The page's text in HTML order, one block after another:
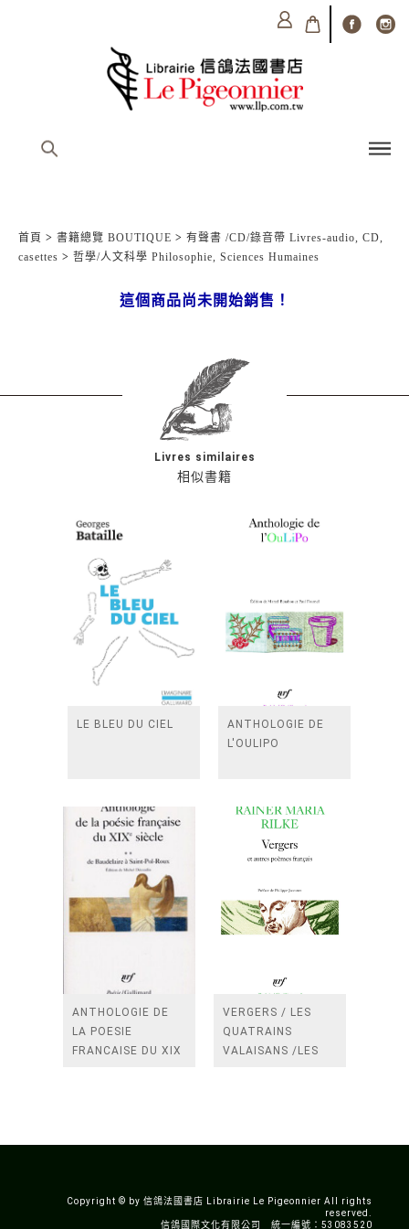
首頁 > 書籍總覽 BOUTIQUE > 有聲書 /CD/錄音帶 Livres-audio, CD,
casettes > 哲學/人文科學 Philosophie, Sciences Humaines
這個商品尚未開始銷售！
相似書籍
Livres similaires
LE BLEU DU CIEL
ANTHOLOGIE DE
L'OULIPO
ANTHOLOGIE DE
LA POESIE
FRANCAISE DU XIX
VERGERS / LES
QUATRAINS
VALAISANS /LES
Copyright © by 信鴿法國書店 Librairie Le Pigeonnier All rights
reserved.
信鴿國際文化有限公司 統一編號：53083520